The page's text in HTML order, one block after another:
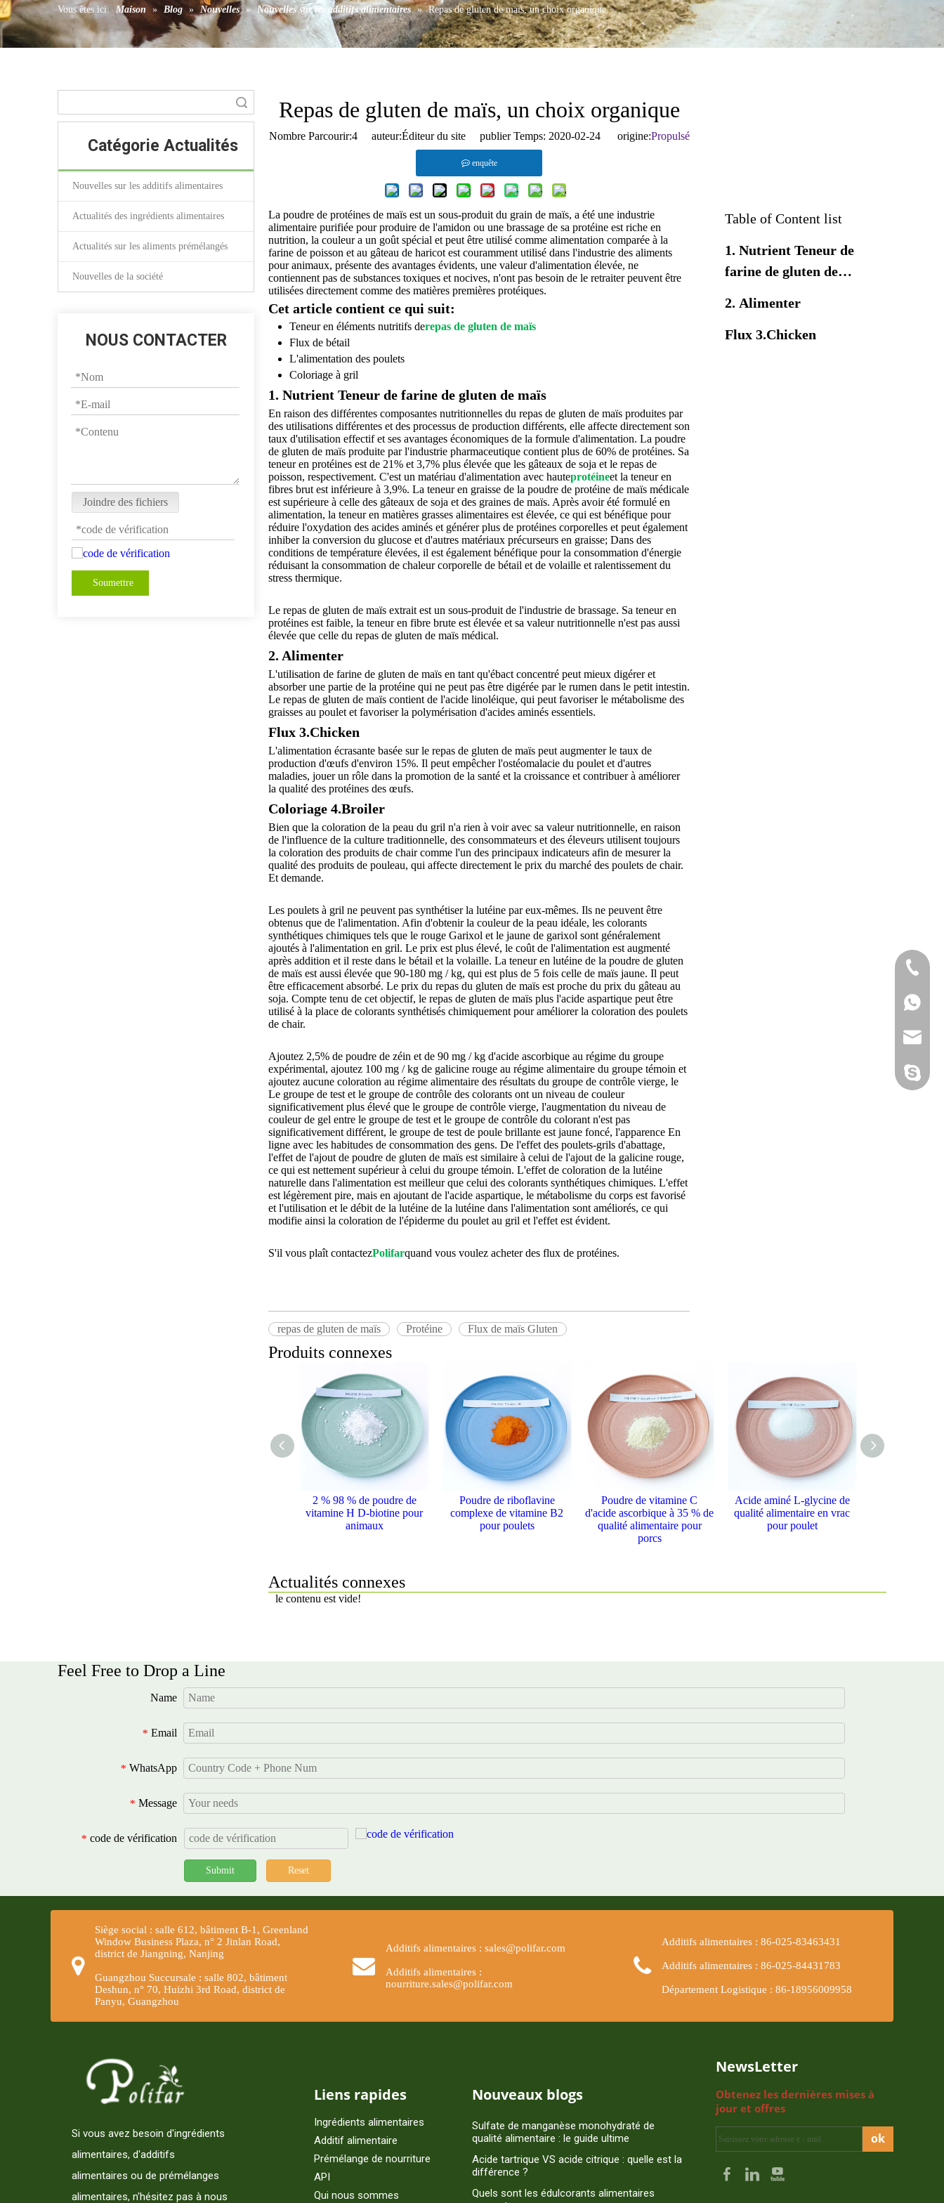
Coagulant Propionate de calcium
Vous êtes ici: Maison » Blog » Nouvelles » Nouvelles sur les additifs alimentaires » Repas de gluten de maïs, un choix organique
Catégorie Actualités
Nouvelles sur les additifs alimentaires
Actualités des ingrédients alimentaires
Actualités sur les aliments prémélangés
Nouvelles de la société
NOUS CONTACTER
Joindre des fichiers
Soumettre
Repas de gluten de maïs, un choix organique
Nombre Parcourir:4auteur:Éditeur du site publier Temps: 2020-02-24 origine:Propulsé
enquête
La poudre de protéines de maïs est un sous-produit du grain de maïs, a été une industrie
alimentaire purifiée pour produire de l'amidon ou une brassage de sa protéine est riche en
nutrition, la couleur a un goût spécial et peut être utilisé comme alimentation comparée à la
farine de poisson et au gâteau de haricot est couramment utilisé dans l'industrie des aliments
pour animaux, présente des avantages évidents, une valeur d'alimentation élevée, ne
contiennent pas de substances toxiques et nocives, n'ont pas besoin de le retraiter peuvent être
utilisées directement comme des matières premières protéiques.
Cet article contient ce qui suit:
Teneur en éléments nutritifs derepas de gluten de maïs
Flux de bétail
L'alimentation des poulets
Coloriage à gril
1. Nutrient Teneur de farine de gluten de maïs
En raison des différentes composantes nutritionnelles du repas de gluten de maïs produites par
des utilisations différentes et des processus de production différents, elle affecte directement son
taux d'utilisation effectif et ses avantages économiques de la formule d'alimentation. La poudre
de gluten de maïs produite par l'industrie pharmaceutique contient plus de 60% de protéines. Sa
teneur en protéines est de 21% et 3,7% plus élevée que les gâteaux de soja et le repas de
poisson, respectivement. C'est un matériau d'alimentation avec hauteprotéineet la teneur en
fibres brut est inférieure à 3,9%. La teneur en graisse de la poudre de protéine de maïs médicale
est supérieure à celle des gâteaux de soja et des graines de maïs. Après avoir été formulé en
alimentation, la teneur en matières grasses alimentaires est élevée, ce qui est bénéfique pour
réduire l'oxydation des acides aminés et générer plus de protéines corporelles et peut également
inhiber la conversion du glucose et d'autres matériaux précurseurs en graisse; Dans des
conditions de température élevées, il est également bénéfique pour la consommation d'énergie
réduisant la consommation de chaleur corporelle de bétail et de volaille et ralentissement du
stress thermique.
Le repas de gluten de maïs extrait est un sous-produit de l'industrie de brassage. Sa teneur en
protéines est faible, la teneur en fibre brute est élevée et sa valeur nutritionnelle n'est pas aussi
élevée que celle du repas de gluten de maïs médical.
2. Alimenter
L'utilisation de farine de gluten de maïs en tant qu'ébact concentré peut mieux digérer et
absorber une partie de la protéine qui ne peut pas être digérée par le rumen dans le petit intestin.
Le repas de gluten de maïs contient de l'acide linoléique, qui peut favoriser le métabolisme des
graisses au poulet et favoriser la polymérisation d'acides aminés essentiels.
Flux 3.Chicken
L'alimentation écrasante basée sur le repas de gluten de maïs peut augmenter le taux de
production d'œufs d'environ 15%. Il peut empêcher l'ostéomalacie du poulet et d'autres
maladies, jouer un rôle dans la promotion de la santé et la croissance et contribuer à améliorer
la qualité des protéines des œufs.
Coloriage 4.Broiler
Bien que la coloration de la peau du gril n'a rien à voir avec sa valeur nutritionnelle, en raison
de l'influence de la culture traditionnelle, des consommateurs et des éleveurs utilisent toujours
la coloration des produits de chair comme l'un des principaux indicateurs afin de mesurer la
qualité des produits de pouleau, qui affecte directement le prix du marché des poulets de chair.
Et demande.
Les poulets à gril ne peuvent pas synthétiser la lutéine par eux-mêmes. Ils ne peuvent être
obtenus que de l'alimentation. Afin d'obtenir la couleur de la peau idéale, les colorants
synthétiques chimiques tels que le rouge Garixol et le jaune de garixol sont généralement
ajoutés à l'alimentation en gril. Le prix est plus élevé, le coût de l'alimentation est augmenté
après addition et il reste dans le bétail et la volaille. La teneur en lutéine de la poudre de gluten
de maïs est aussi élevée que 90-180 mg / kg, qui est plus de 5 fois celle de maïs jaune. Il peut
être efficacement absorbé. Le prix du repas du gluten de maïs est proche du prix du gâteau au
soja. Compte tenu de cet objectif, le repas de gluten de maïs plus l'acide aspartique peut être
utilisé à la place de colorants synthétisés chimiquement pour améliorer la coloration des poulets
de chair.
Ajoutez 2,5% de poudre de zéin et de 90 mg / kg d'acide ascorbique au régime du groupe
expérimental, ajoutez 100 mg / kg de galicine rouge au régime alimentaire du groupe témoin et
ajoutez aucune coloration au régime alimentaire des résultats du groupe de contrôle vierge, le
Le groupe de test et le groupe de contrôle des colorants ont un niveau de couleur
significativement plus élevé que le groupe de contrôle vierge, l'augmentation du niveau de
couleur de gel entre le groupe de test et le groupe de contrôle du colorant n'est pas
significativement différent, le groupe de test de poule brillante est jaune foncé, l'apparence En
ligne avec les habitudes de consommation des gens. De l'effet des poulets-grils d'abattage,
l'effet de l'ajout de poudre de gluten de maïs est similaire à celui de l'ajout de la galicine rouge,
ce qui est nettement supérieur à celui du groupe témoin. L'effet de coloration de la lutéine
naturelle dans l'alimentation est meilleur que celui des colorants synthétiques chimiques. L'effet
est légèrement pire, mais en ajoutant de l'acide aspartique, le métabolisme du corps est favorisé
et l'utilisation et le débit de la lutéine de la lutéine dans l'alimentation sont améliorés, ce qui
modifie ainsi la coloration de l'épiderme du poulet au gril et l'effet est évident.
S'il vous plaît contactezPolifarquand vous voulez acheter des flux de protéines.
repas de gluten de maïs Protéine Flux de maïs Gluten
Table of Content list
1. Nutrient Teneur de
farine de gluten de
2. Alimenter
Flux 3.Chicken
Produits connexes
2 % 98 % de poudre de
vitamine H D-biotine pour
animaux
Poudre de riboflavine
complexe de vitamine B2
pour poulets
Poudre de vitamine C
d'acide ascorbique à 35 % de
qualité alimentaire pour
porcs
Acide aminé L-glycine de
qualité alimentaire en vrac
pour poulet
Actualités connexes
le contenu est vide!
Feel Free to Drop a Line
Name
* Email
* WhatsApp
* Message
* code de vérification
Submit Reset
Siège social : salle 612, bâtiment B-1, Greenland
Window Business Plaza, n° 2 Jinlan Road,
district de Jiangning, Nanjing
Guangzhou Succursale : salle 802, bâtiment
Deshun, n° 70, Huizhi 3rd Road, district de
Panyu, Guangzhou
Additifs alimentaires : sales@polifar.com
Additifs alimentaires :
nourriture.sales@polifar.com
Additifs alimentaires : 86-025-83463431
Additifs alimentaires : 86-025-84431783
Département Logistique : 86-18956009958
Si vous avez besoin d'ingrédients
alimentaires, d'additifs
alimentaires ou de prémélanges
alimentaires, n'hésitez pas à nous
Liens rapides
Ingrédients alimentaires
Additif alimentaire
Prémélange de nourriture
API
Qui nous sommes
Nouveaux blogs
Sulfate de manganèse monohydraté de
qualité alimentaire : le guide ultime
Acide tartrique VS acide citrique : quelle est la
différence ?
Quels sont les édulcorants alimentaires
NewsLetter
Obtenez les dernières mises à
jour et offres
ok
+86-25-
+86-20-
+86-25-
+86-
polifar-